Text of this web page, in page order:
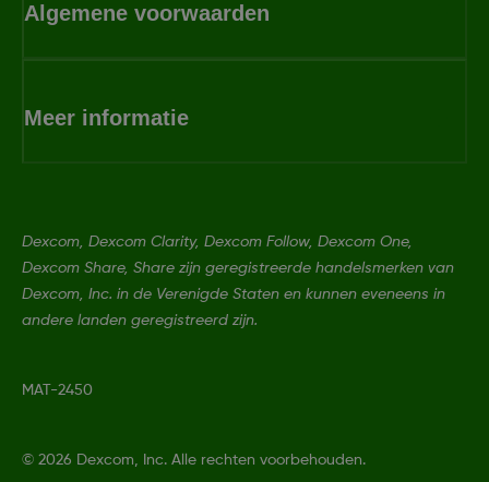
Algemene voorwaarden
Meer informatie
Dexcom, Dexcom Clarity, Dexcom Follow, Dexcom One,
Dexcom Share, Share zijn geregistreerde handelsmerken van
Dexcom, Inc. in de Verenigde Staten en kunnen eveneens in
andere landen geregistreerd zijn.
MAT-2450
© 2026 Dexcom, Inc. Alle rechten voorbehouden.